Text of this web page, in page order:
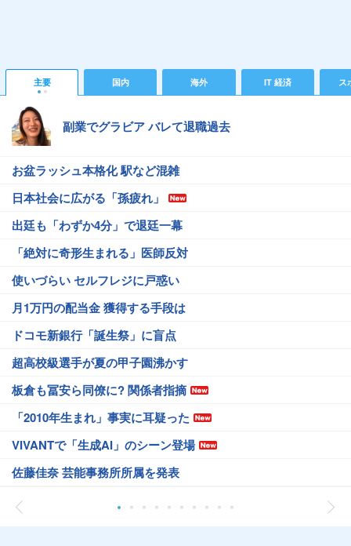
主要 国内 海外 IT 経済 ス
副業でグラビア バレて退職過去
お盆ラッシュ本格化 駅など混雑
日本社会に広がる「孫疲れ」
出廷も「わずか4分」で退廷一幕
「絶対に奇形生まれる」医師反対
使いづらい セルフレジに戸惑い
月1万円の配当金 獲得する手段は
ドコモ新銀行「誕生祭」に盲点
超高校級選手が夏の甲子園沸かす
板倉も冨安ら同僚に? 関係者指摘
「2010年生まれ」事実に耳疑った
VIVANTで「生成AI」のシーン登場
佐藤佳奈 芸能事務所所属を発表